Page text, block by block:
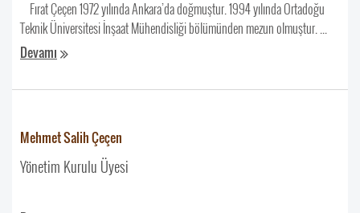
Teknik Üniversitesi İnşaat Mühendisliği bölümünden mezun olmuştur. ...
Devamı
Mehmet Salih Çeçen
Yönetim Kurulu Üyesi